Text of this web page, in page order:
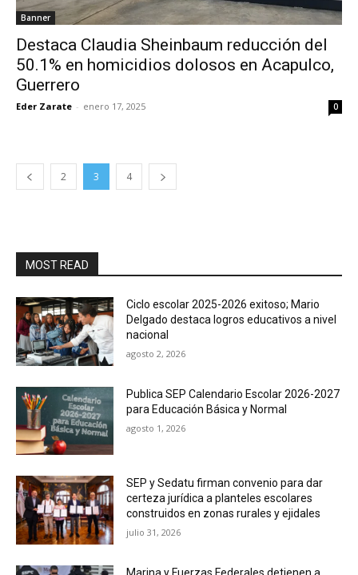
Banner
Destaca Claudia Sheinbaum reducción del
50.1% en homicidios dolosos en Acapulco,
Guerrero
Eder Zarate - enero 17, 2025 0
2 3 4
MOST READ
Ciclo escolar 2025-2026 exitoso; Mario
Delgado destaca logros educativos a nivel
nacional
agosto 2, 2026
Publica SEP Calendario Escolar 2026-2027
para Educación Básica y Normal
agosto 1, 2026
SEP y Sedatu firman convenio para dar
certeza jurídica a planteles escolares
construidos en zonas rurales y ejidales
julio 31, 2026